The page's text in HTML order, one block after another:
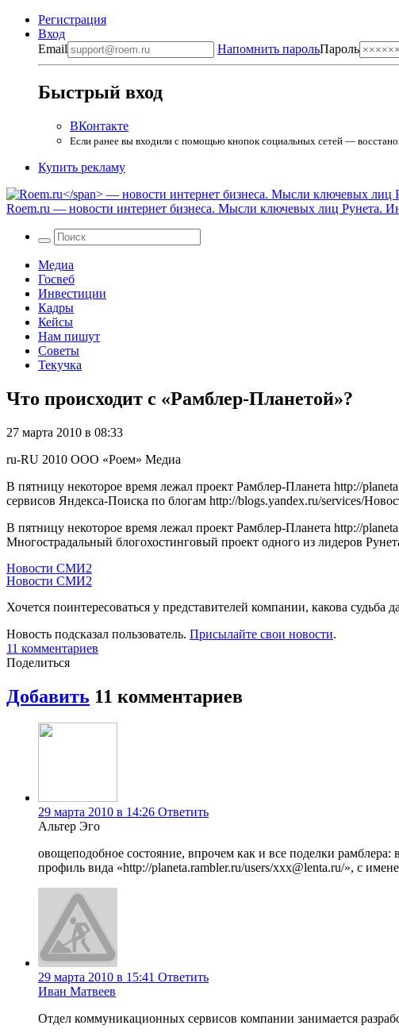
Регистрация
Вход
Email
Напомнить парольПароль
Быстрый вход
ВКонтакте
Если ранее вы входили с помощью кнопок социальных сетей —
Купить рекламу
Roem.ru — новости интернет бизнеса. Мысли ключевых лиц Рунета.
Медиа
Госвеб
Инвестиции
Кадры
Кейсы
Нам пишут
Советы
Текучка
Что происходит с «Рамблер-Планетой»?
27 марта 2010 в 08:33
ru-RU 2010 ООО «Роем» Медиа
В пятницу некоторое время лежал проект Рамблер-Планета http://
сервисов Яндекса-Поиска по блогам http://blogs.yandex.ru/services/
В пятницу некоторое время лежал проект Рамблер-Планета http://
Многострадальный блогохостинговый проект одного из лидеров
Новости СМИ2
Новости СМИ2
Хочется поинтересоваться у представителей компании, какова
Новость подсказал пользователь. Присылайте свои новости.
11 комментариев
Поделиться
Добавить 11 комментариев
29 марта 2010 в 14:26 Ответить
Альтер Эго
овощеподобное состояние, впрочем как и все поделки
профиль вида «http://planeta.rambler.ru/users/xxx@lenta.ru/», с
29 марта 2010 в 15:41 Ответить
Иван Матвеев
Отдел коммуникационных сервисов компании занимается